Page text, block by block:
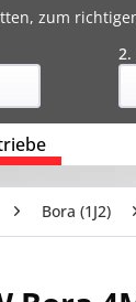
zum
Bora (1J2)